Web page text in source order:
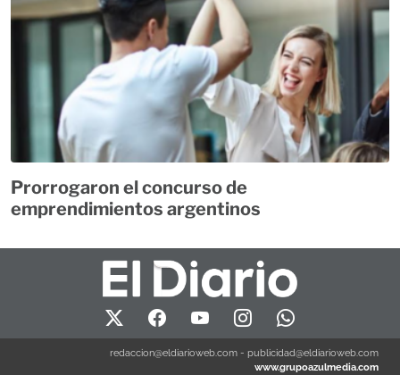
Prorrogaron el concurso de
emprendimientos argentinos
redaccion@eldiarioweb.com - publicidad@eldiarioweb.com
www.grupoazulmedia.com